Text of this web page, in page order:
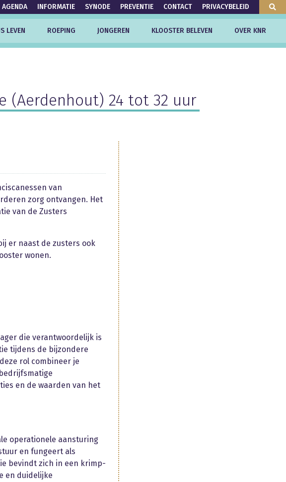
AGENDA INFORMATIE SYNODE PREVENTIE CONTACT PRIVACYBELEID
LEVEN ROEPING JONGEREN KLOOSTER BELEVEN OVER KNR
(Aerdenhout) 24 tot 32 uur
van
zorg ontvangen. Het
van de Zusters
er naast de zusters ook
wonen.
die verantwoordelijk is
tijdens de bijzondere
rol combineer je
en de waarden van het
operationele aansturing
en fungeert als
bevindt zich in een krimp-
en duidelijke